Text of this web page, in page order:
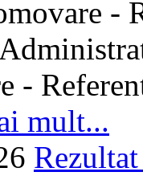
-
-
mult...